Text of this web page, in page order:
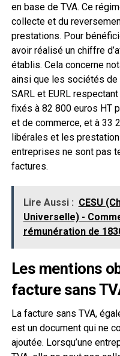
en base de TVA. Ce
collecte et du
prestations. Pour
avoir réalisé un chiffre
établis. Cela concerne
ainsi que les sociétés de
SARL et EURL
fixés à 82 800 euros HT
et de commerce, et à 33
libérales et les
entreprises ne sont pas
factures.
Lire Aussi : CESU
Universelle) -
rémunération de
Les mentions
facture sans
La facture sans TVA,
est un document qui ne
ajoutée. Lorsqu’une